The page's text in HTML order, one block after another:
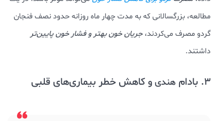
مطالعه، بزرگسالانی که به مدت چهار ماه روزانه حدود نصف فنجان
گردو مصرف می‌کردند،جریان خون بهتر و فشار خون پایین‌تر
داشتند.
3. بادام هندی و کاهش خطر بیماری‌های قلبی